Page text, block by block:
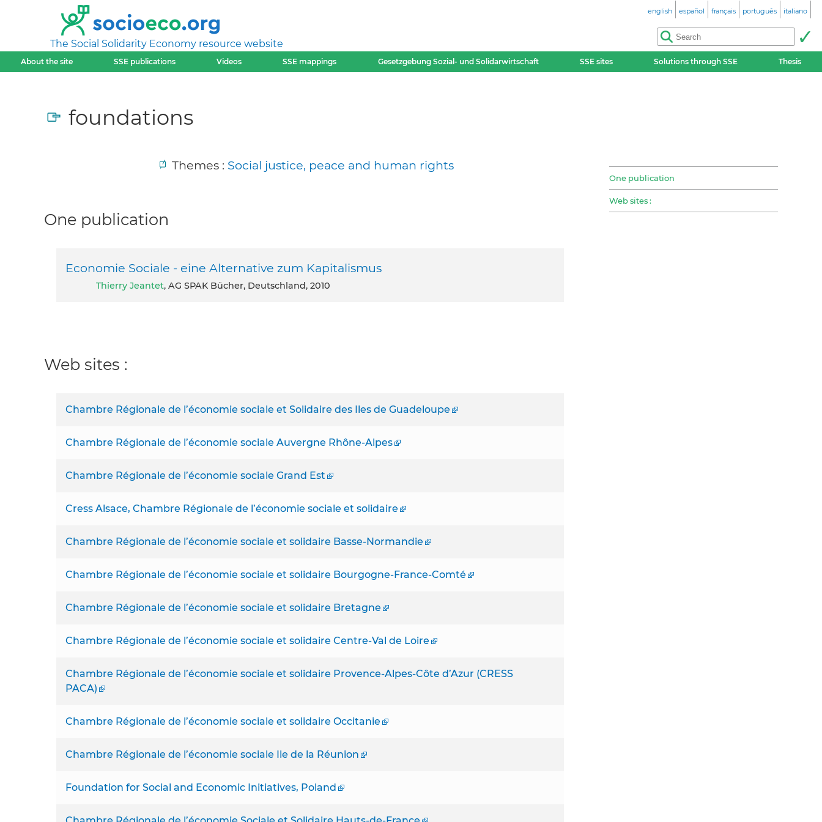
The Social Solidarity Economy resource website
english español français português italiano
About the site SSE publications Videos SSE mappings Gesetzgebung Sozial- und Solidarwirtschaft SSE sites Solutions through SSE Thesis
foundations
Themes : Social justice, peace and human rights
One publication
Web sites :
One publication
Economie Sociale - eine Alternative zum Kapitalismus
Thierry Jeantet, AG SPAK Bücher, Deutschland, 2010
Web sites :
Chambre Régionale de l’économie sociale et Solidaire des Iles de Guadeloupe
Chambre Régionale de l’économie sociale Auvergne Rhône-Alpes
Chambre Régionale de l’économie sociale Grand Est
Cress Alsace, Chambre Régionale de l’économie sociale et solidaire
Chambre Régionale de l’économie sociale et solidaire Basse-Normandie
Chambre Régionale de l’économie sociale et solidaire Bourgogne-France-Comté
Chambre Régionale de l’économie sociale et solidaire Bretagne
Chambre Régionale de l’économie sociale et solidaire Centre-Val de Loire
Chambre Régionale de l’économie sociale et solidaire Provence-Alpes-Côte d’Azur (CRESS
PACA)
Chambre Régionale de l’économie sociale et solidaire Occitanie
Chambre Régionale de l’économie sociale Ile de la Réunion
Foundation for Social and Economic Initiatives, Poland